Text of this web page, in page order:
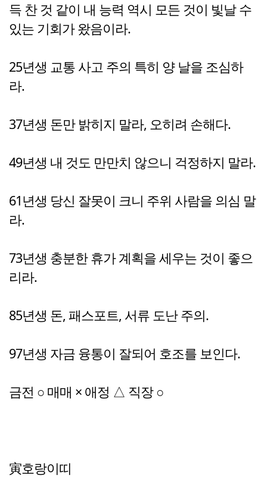
득 찬 것 같이 내 능력 역시 모든 것이 빛날 수
있는 기회가 왔음이라.
25년생 교통 사고 주의 특히 양 날을 조심하
라.
37년생 돈만 밝히지 말라, 오히려 손해다.
49년생 내 것도 만만치 않으니 걱정하지 말라.
61년생 당신 잘못이 크니 주위 사람을 의심 말
라.
73년생 충분한 휴가 계획을 세우는 것이 좋으
리라.
85년생 돈, 패스포트, 서류 도난 주의.
97년생 자금 융통이 잘되어 호조를 보인다.
금전 ○ 매매 × 애정 △ 직장 ○
寅호랑이띠